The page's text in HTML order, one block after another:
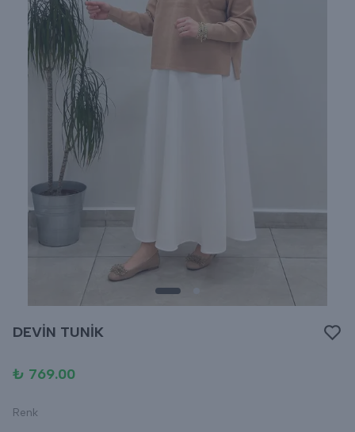
DEVİN TUNİK
₺ 769.00
Renk